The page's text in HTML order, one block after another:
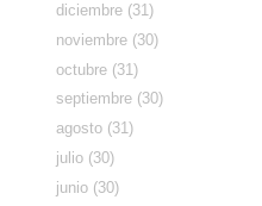
diciembre (31)
noviembre (30)
octubre (31)
septiembre (30)
agosto (31)
julio (30)
junio (30)